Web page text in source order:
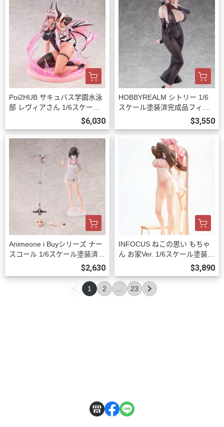
Poi2HUB サキュバス学園水泳
部 レヴィアさん 1/6スケール
塗装済完成品フィギュア 豪華
版 預購27年06月1023
$6,030
HOBBYREALM シトリー 1/6
スケール塗装済完成品フィギ
ュア 豪華版 預購27年03月100
9
$3,550
Animeone i Buyシリーズ ナー
スコール 1/6スケール塗装済完
成品フィギュア 初回限定版 預
購26年12月1002
$2,630
INFOCUS ねこの思い もちゃ
ん お家Ver. 1/6スケール塗装済
み完成品フィギュア 預購27年
03月0930
$3,890
1 2 ... 23